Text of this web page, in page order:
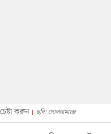
করুন ছবি: পোলারম্যাক্স